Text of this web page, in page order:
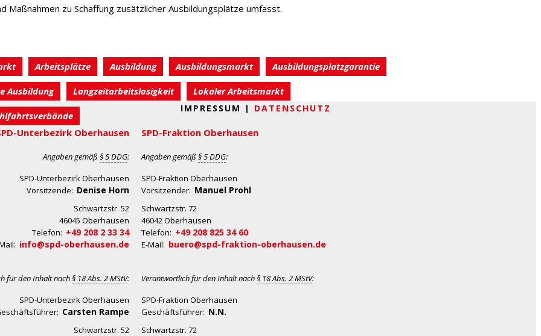
Maßnahmen zu Schaffung zusätzlicher Ausbildungsplätze umfasst.
Arbeitsplätze Ausbildung Ausbildungsmarkt Ausbildungsplatzgarantie
Ausbildung Langzeitarbeitslosigkeit Lokaler Arbeitsmarkt
IMPRESSUM | DATENSCHUTZ
Unterbezirk Oberhausen
Angaben gemäß § 5 DDG:
SPD-Unterbezirk Oberhausen
Vorsitzende: Denise Horn
Schwartzstr. 52
46045 Oberhausen
Telefon: +49 208 2 33 34
info@spd-oberhausen.de
für den Inhalt nach§ 18 Abs. 2 MStV:
SPD-Unterbezirk Oberhausen
Carsten Rampe
Schwartzstr. 52
SPD-Fraktion Oberhausen
Angaben gemäß § 5 DDG:
SPD-Fraktion Oberhausen
Vorsitzender: Manuel Prohl
Schwartzstr. 72
46042 Oberhausen
Telefon: +49 208 825 34 60
E-Mail: buero@spd-fraktion-oberhausen.de
Verantwortlich für den Inhalt nach§ 18 Abs. 2 MStV:
SPD-Fraktion Oberhausen
Geschäftsführer: N.N.
Schwartzstr. 72